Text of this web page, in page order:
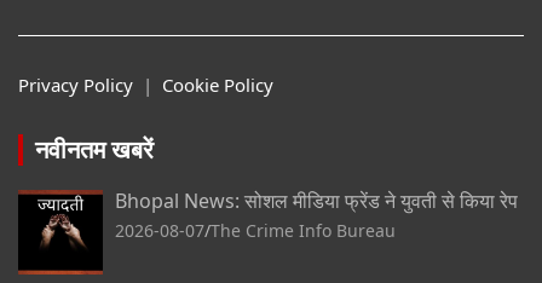
Privacy Policy | Cookie Policy
नवीनतम खबरें
Bhopal News: सोशल मीडिया फ्रेंड ने युवती से किया रेप
2026-08-07 The Crime Info Bureau